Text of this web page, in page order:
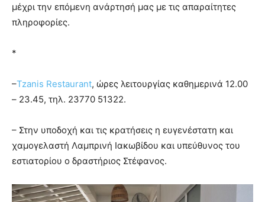
μέχρι την επόμενη ανάρτησή μας με τις απαραίτητες
πληροφορίες.
*
–Tzanis Restaurant, ώρες λειτουργίας καθημερινά 12.00
– 23.45, τηλ. 23770 51322.
– Στην υποδοχή και τις κρατήσεις η ευγενέστατη και
χαμογελαστή Λαμπρινή Ιακωβίδου και υπεύθυνος του
εστιατορίου ο δραστήριος Στέφανος.